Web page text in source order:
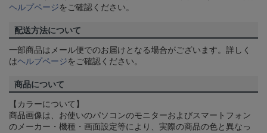
ヘルプページをご確認ください。
配送方法について
一部商品はメール便でのお届けとなる場合がございます。詳しく
はヘルプページをご確認ください。
商品について
【カラーについて】
商品画像は、お使いのパソコンのモニターおよびスマートフォン
のメーカー・機種・画面設定等により、実際の商品の色と異なっ